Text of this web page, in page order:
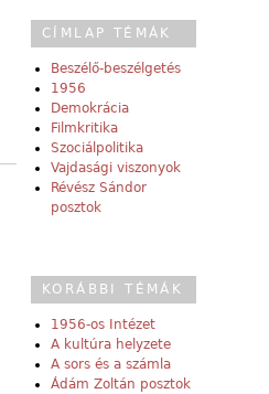
CÍMLAP TÉMÁK
Beszélő-beszélgetés
1956
Demokrácia
Filmkritika
Szociálpolitika
Vajdasági viszonyok
Révész Sándor
posztok
KORÁBBI TÉMÁK
1956-os Intézet
A kultúra helyzete
A sors és a számla
Ádám Zoltán posztok